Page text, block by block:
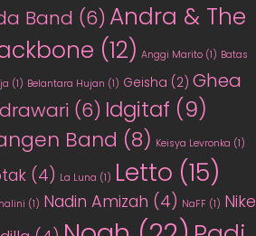
Band (6) Andra & The
(12) Anggi Marito (1) Batas
(1) Belantara Hujan (1) Geisha (2) Ghea
(6) Idgitaf (9)
Band (8) Keisya Levronka (1)
(4) La Luna (1) Letto (15)
(1) Nadin Amizah (4) NaFF (1) Nike